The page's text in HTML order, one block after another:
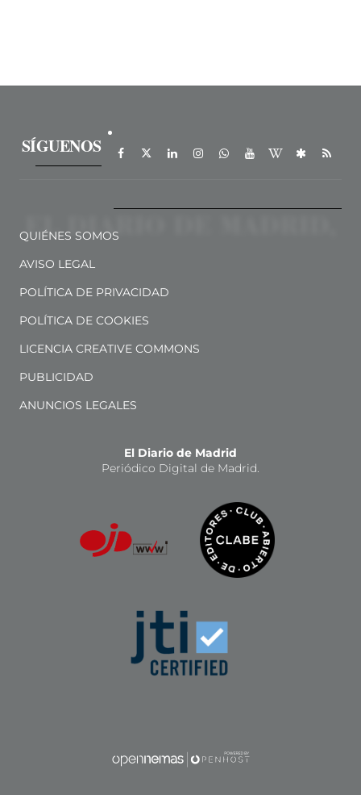
SÍGUENOS
QUIÉNES SOMOS
AVISO LEGAL
POLÍTICA DE PRIVACIDAD
POLÍTICA DE COOKIES
LICENCIA CREATIVE COMMONS
PUBLICIDAD
ANUNCIOS LEGALES
El Diario de Madrid
Periódico Digital de Madrid.